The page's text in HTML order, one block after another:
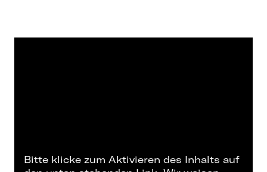
Bitte klicke zum Aktivieren des Inhalts auf